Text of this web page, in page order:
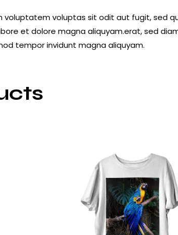
voluptatem voluptas sit odit aut fugit, sed
et dolore magna aliquyam.erat, sed
tempor invidunt magna aliquyam.